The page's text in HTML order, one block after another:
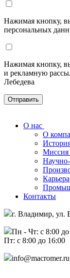
Нажимая кнопку,
персональных
Нажимая кнопку,
и рекламную
Лебедева
О нас
О
Миссия
Карьера
Контакты
г. Владимир, ул.
Пн - Чт: с 8:00 до
Пт: с 8:00 до 16:00
info@macromer.ru